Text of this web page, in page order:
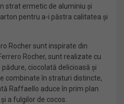
strat ermetic de aluminiu și
pentru a-i păstra calitatea și
Rocher sunt inspirate din
Rocher, sunt realizate cu
ciocolată delicioasă și
combinate în straturi distincte,
Raffaello aduce în prim plan
a fulgilor de cocos.